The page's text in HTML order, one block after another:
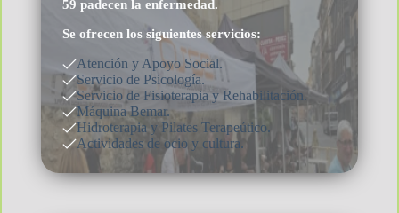
59 padecen la enfermedad.
Se ofrecen los siguientes servicios:
Atención y Apoyo Social.
Servicio de Psicología.
Servicio de Fisioterapia y Rehabilitación.
Máquina Bemar.
Hidroterapia y Pilates Terapeútico.
Actividades de ocio y cultura.